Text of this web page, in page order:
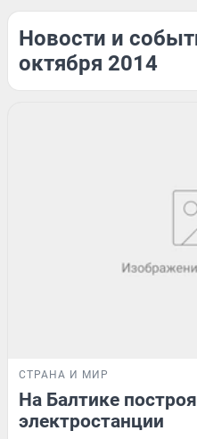
Новости и
октября 2014
СТРАНА И МИР
На Балтике
электростанции